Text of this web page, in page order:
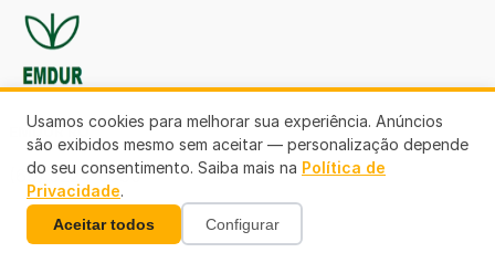
EMDUR RO
(69) 3224-6380
Usamos cookies para melhorar sua experiência. Anúncios
são exibidos mesmo sem aceitar — personalização depende
do seu consentimento. Saiba mais na Política de
Privacidade.
Aceitar todos Configurar